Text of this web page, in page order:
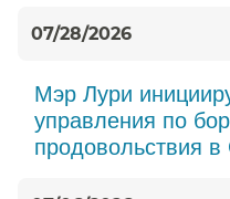
07/28/2026
Мэр Лури
управления по
продовольствия